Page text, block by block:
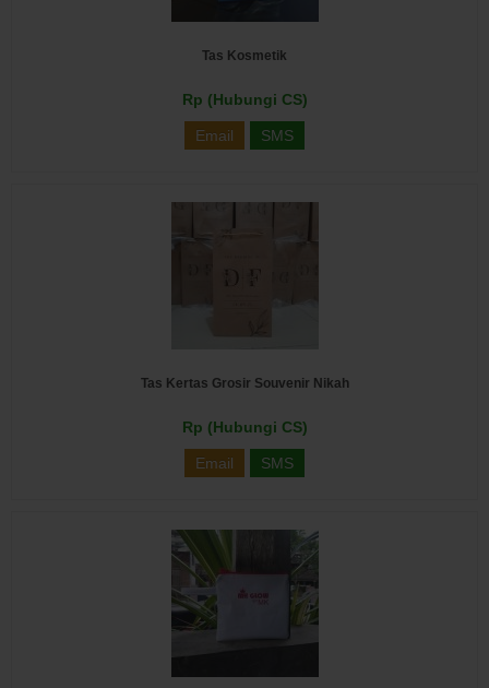
Tas Kosmetik
Rp (Hubungi CS)
Email SMS
Tas Kertas Grosir Souvenir Nikah
Rp (Hubungi CS)
Email SMS